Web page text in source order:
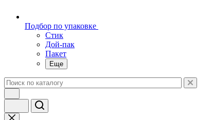
Подбор по упаковке
Стик
Дой-пак
Пакет
Еще